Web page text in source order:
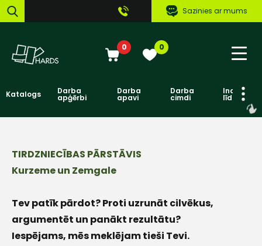
Sazinies ar mums
0 0
Katalogs Darba
apģērbi
Darba
apavi
Darba
cimdi līdzekļi
TIRDZNIECĪBAS PĀRSTĀVIS
Kurzeme un Zemgale
Tev patīk pārdot? Proti uzrunāt cilvēkus,
argumentēt un panākt rezultātu?
Iespējams, mēs meklējam tieši Tevi.